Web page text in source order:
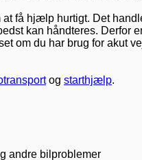
få hjælp hurtigt. Det
kan håndteres. Derfor
om du har brug for akut
og starthjælp.